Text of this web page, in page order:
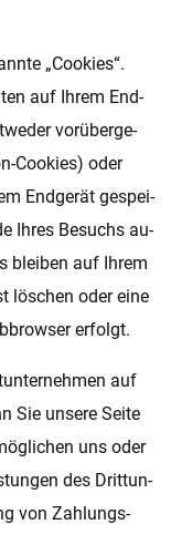
„Coo­kies“.
auf Ihrem End­
vor­über­ge­
Coo­kies) oder
End­ge­rät ge­spei­
Ihres Be­suchs au­
blei­ben auf Ihrem
lö­schen oder eine
er­folgt.
auf
Sie un­se­re Seite
uns oder
des Dritt­un­
von Zah­lungs­